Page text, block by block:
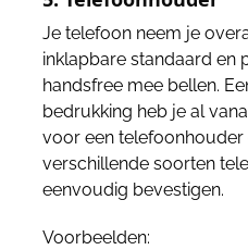
Je telefoon neem je
inklapbare standaard en
handsfree mee bellen.
bedrukking heb je al
voor een
verschillende soorten
eenvoudig bevestigen.
Voorbeelden: